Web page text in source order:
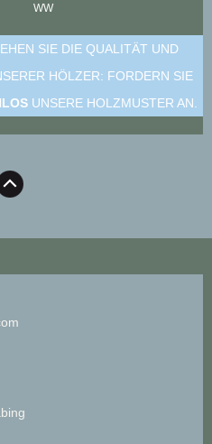
WW
SIE DIE QUALITÄT UND
HÖLZER: FORDERN SIE
UNSERE HOLZMUSTER AN.